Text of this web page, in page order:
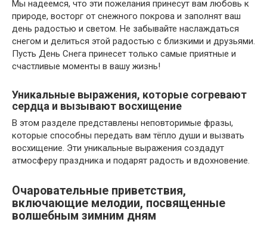
Мы надеемся, что эти пожелания принесут вам любовь к
природе, восторг от снежного покрова и заполнят ваш
день радостью и светом. Не забывайте наслаждаться
снегом и делиться этой радостью с близкими и друзьями.
Пусть День Снега принесет только самые приятные и
счастливые моменты в вашу жизнь!
Уникальные выражения, которые согревают
сердца и вызывают восхищение
В этом разделе представлены неповторимые фразы,
которые способны передать вам тёпло души и вызвать
восхищение. Эти уникальные выражения создадут
атмосферу праздника и подарят радость и вдохновение.
Очаровательные приветствия,
включающие мелодии, посвященные
волшебным зимним дням